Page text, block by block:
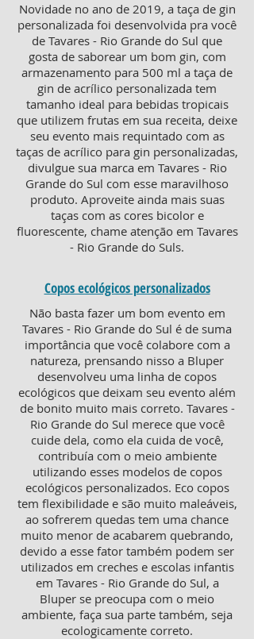
Novidade no ano de 2019, a taça de gin
personalizada foi desenvolvida pra você
de Tavares - Rio Grande do Sul que
gosta de saborear um bom gin, com
armazenamento para 500 ml a taça de
gin de acrílico personalizada tem
tamanho ideal para bebidas tropicais
que utilizem frutas em sua receita, deixe
seu evento mais requintado com as
taças de acrílico para gin personalizadas,
divulgue sua marca em Tavares - Rio
Grande do Sul com esse maravilhoso
produto. Aproveite ainda mais suas
taças com as cores bicolor e
fluorescente, chame atenção em Tavares
- Rio Grande do Suls.
Copos ecológicos personalizados
Não basta fazer um bom evento em
Tavares - Rio Grande do Sul é de suma
importância que você colabore com a
natureza, prensando nisso a Bluper
desenvolveu uma linha de copos
ecológicos que deixam seu evento além
de bonito muito mais correto. Tavares -
Rio Grande do Sul merece que você
cuide dela, como ela cuida de você,
contribuía com o meio ambiente
utilizando esses modelos de copos
ecológicos personalizados. Eco copos
tem flexibilidade e são muito maleáveis,
ao sofrerem quedas tem uma chance
muito menor de acabarem quebrando,
devido a esse fator também podem ser
utilizados em creches e escolas infantis
em Tavares - Rio Grande do Sul, a
Bluper se preocupa com o meio
ambiente, faça sua parte também, seja
ecologicamente correto.